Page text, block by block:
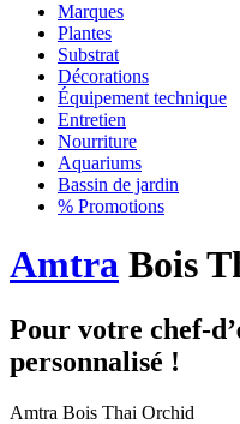
Marques
Plantes
Substrat
Décorations
Équipement technique
Entretien
Nourriture
Aquariums
Bassin de jardin
% Promotions
Amtra Bois
Pour votre chef-
personnalisé !
Amtra Bois Thai Orchid